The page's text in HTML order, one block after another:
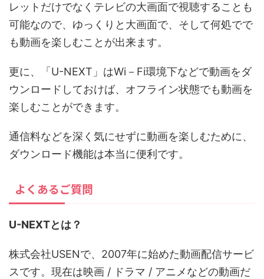
レットだけでなくテレビの大画面で視聴することも
可能なので、ゆっくりと大画面で、そして何処でで
も動画を楽しむことが出来ます。
更に、「U-NEXT」はWi－Fi環境下などで動画をダ
ウンロードしておけば、オフライン状態でも動画を
楽しむことができます。
通信料などを深く気にせずに動画を楽しむために、
ダウンロード機能は本当に便利です。
よくあるご質問
U-NEXTとは？
株式会社USENで、2007年に始めた動画配信サービ
スです。現在は映画 / ドラマ / アニメなどの動画だ